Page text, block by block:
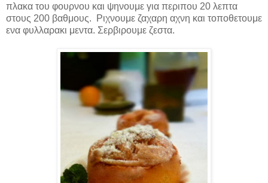
πλακα του φουρνου και ψηνουμε για περιπου 20 λεπτα
στους 200 βαθμους. Ριχνουμε ζαχαρη αχνη και τοποθετουμε
ενα φυλλαρακι μεντα. Σερβιρουμε ζεστα.